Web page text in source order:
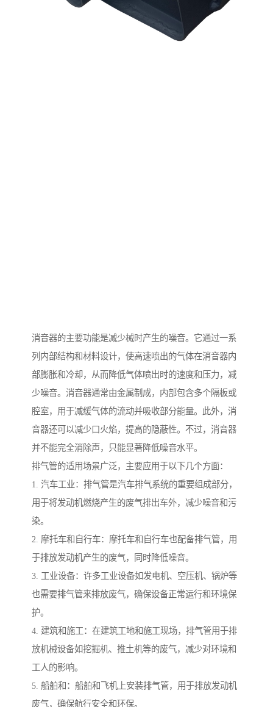
消音器的主要功能是减少械时产生的噪音。它通过一系
列内部结构和材料设计，使高速喷出的气体在消音器内
部膨胀和冷却，从而降低气体喷出时的速度和压力，减
少噪音。消音器通常由金属制成，内部包含多个隔板或
腔室，用于减缓气体的流动并吸收部分能量。此外，消
音器还可以减少口火焰，提高的隐蔽性。不过，消音器
并不能完全消除声，只能显著降低噪音水平。
排气管的适用场景广泛，主要应用于以下几个方面：
1. 汽车工业：排气管是汽车排气系统的重要组成部分，
用于将发动机燃烧产生的废气排出车外，减少噪音和污
染。
2. 摩托车和自行车：摩托车和自行车也配备排气管，用
于排放发动机产生的废气，同时降低噪音。
3. 工业设备：许多工业设备如发电机、空压机、锅炉等
也需要排气管来排放废气，确保设备正常运行和环境保
护。
4. 建筑和施工：在建筑工地和施工现场，排气管用于排
放机械设备如挖掘机、推土机等的废气，减少对环境和
工人的影响。
5. 船舶和：船舶和飞机上安装排气管，用于排放发动机
废气，确保航行安全和环保。